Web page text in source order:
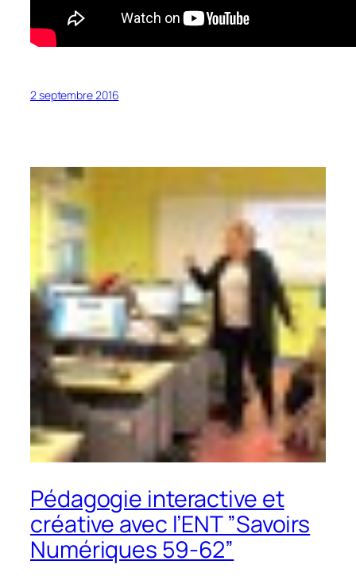
2 septembre 2016
Pédagogie interactive et
créative avec l’ENT ”Savoirs
Numériques 59-62”